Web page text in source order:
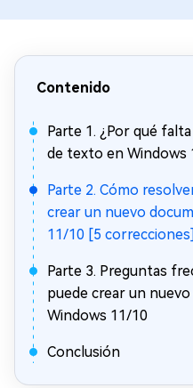
Contenido
Parte 1. ¿Por qué
de texto en Windows
Parte 2. Cómo
crear un nuevo
11/10 [5 correcciones]
Parte 3. Preguntas
puede crear un
Windows 11/10
Conclusión